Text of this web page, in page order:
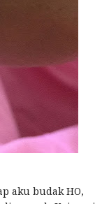
aku budak HO,